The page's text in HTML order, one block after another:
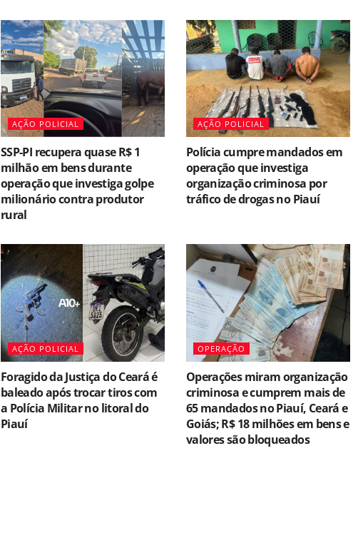
AÇÃO POLICIAL
SSP-PI recupera quase R$ 1
milhão em bens durante
operação que investiga golpe
milionário contra produtor
rural
AÇÃO POLICIAL
Polícia cumpre mandados em
operação que investiga
organização criminosa por
tráfico de drogas no Piauí
AÇÃO POLICIAL
Foragido da Justiça do Ceará é
baleado após trocar tiros com
a Polícia Militar no litoral do
Piauí
OPERAÇÃO
Operações miram organização
criminosa e cumprem mais de
65 mandados no Piauí, Ceará e
Goiás; R$ 18 milhões em bens e
valores são bloqueados